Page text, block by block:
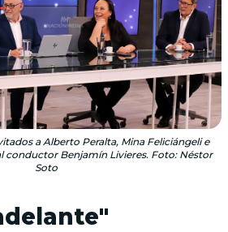
a Alberto Peralta, Mina Feliciángeli e
conductor Benjamín Livieres. Foto: Néstor
Soto
"